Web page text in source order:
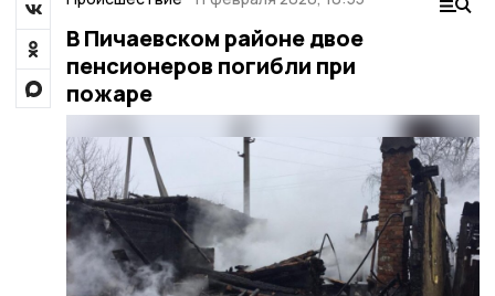
В Пичаевском районе двое
пенсионеров погибли при
пожаре